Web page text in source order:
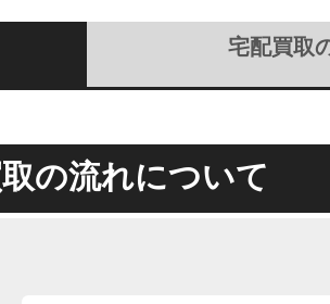
宅配買取
の流れについて